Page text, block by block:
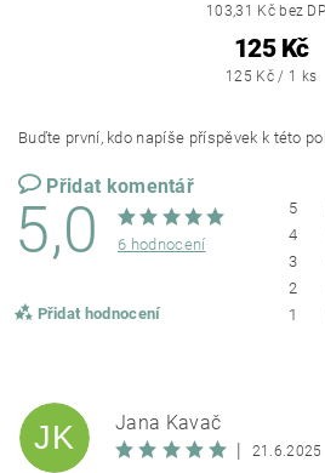
103,31 Kč bez
125 Kč
125 Kč / 1 ks
Buďte první, kdo napíše příspěvek k této
Přidat komentář
5,0 6 hodnocení
Přidat hodnocení
5
4
3
2
1
JK
Jana Kavač
|
21.6.2025